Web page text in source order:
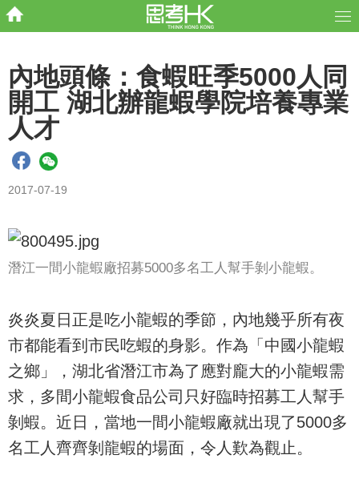
內地頭條：食蝦旺季5000人同
開工 湖北辦龍蝦學院培養專業
人才
2017-07-19
潛江一間小龍蝦廠招募5000多名工人幫手剝小龍蝦。
炎炎夏日正是吃小龍蝦的季節，內地幾乎所有夜
市都能看到市民吃蝦的身影。作為「中國小龍蝦
之鄉」，湖北省潛江市為了應對龐大的小龍蝦需
求，多間小龍蝦食品公司只好臨時招募工人幫手
剝蝦。近日，當地一間小龍蝦廠就出現了5000多
名工人齊齊剝龍蝦的場面，令人歎為觀止。